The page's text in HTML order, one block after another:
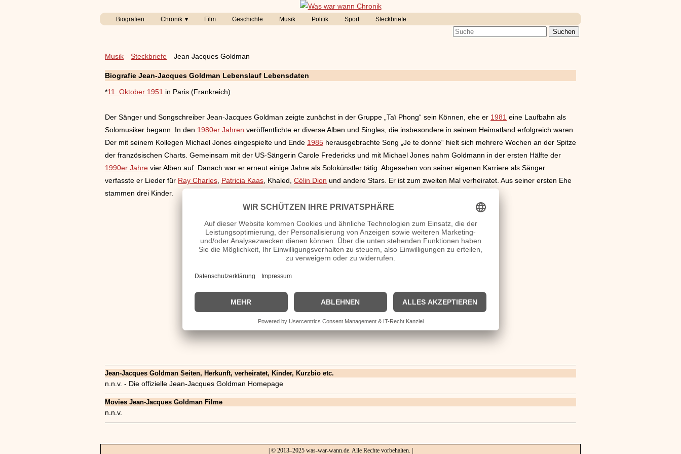
Biografien Chronik Film Geschichte Musik Politik Sport Steckbriefe
Musik Steckbriefe Jean Jacques Goldman
Biografie Jean-Jacques Goldman Lebenslauf Lebensdaten
*11. Oktober 1951 in Paris (Frankreich)
Der Sänger und Songschreiber Jean-Jacques Goldman zeigte zunächst in der Gruppe „Taï Phong“ sein Können, ehe er 1981 eine Laufbahn als
Solomusiker begann. In den 1980er Jahren veröffentlichte er diverse Alben und Singles, die insbesondere in seinem Heimatland erfolgreich waren.
Der mit seinem Kollegen Michael Jones eingespielte und Ende 1985 herausgebrachte Song „Je te donne“ hielt sich mehrere Wochen an der Spitze
der französischen Charts. Gemeinsam mit der US-Sängerin Carole Fredericks und mit Michael Jones nahm Goldmann in der ersten Hälfte der
1990er Jahre vier Alben auf. Danach war er erneut einige Jahre als Solokünstler tätig. Abgesehen von seiner eigenen Karriere als Sänger
verfasste er Lieder für Ray Charles, Patricia Kaas, Khaled, Célin Dion und andere Stars. Er ist zum zweiten Mal verheiratet. Aus seiner ersten Ehe
stammen drei Kinder.
Jean-Jacques Goldman Seiten, Herkunft, verheiratet, Kinder, Kurzbio etc.
n.n.v. - Die offizielle Jean-Jacques Goldman Homepage
Movies Jean-Jacques Goldman Filme
n.n.v.
| © 2013–2025 was-war-wann.de. Alle Rechte vorbehalten. |